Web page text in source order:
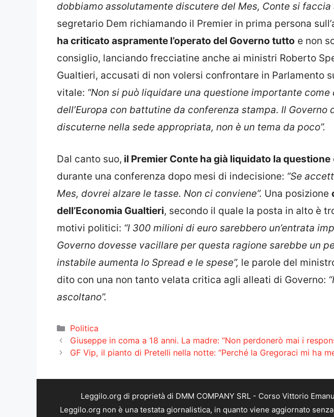
dobbiamo assolutamente discutere del Mes, Conte si faccia
segretario Dem richiamando il Premier in prima persona
ha criticato aspramente l’operato del Governo tutto e non
consiglio, lanciando frecciatine anche ai ministri Roberto
Gualtieri, accusati di non volersi confrontare in Parlamento
vitale: “Non si può liquidare una questione importante
dell’Europa con battutine da conferenza stampa. Il Governo
discuterne nella sede appropriata, non è un tema da poco”.
Dal canto suo, il Premier Conte ha già liquidato la questione
durante una conferenza dopo mesi di indecisione: “Se
Mes, dovrei alzare le tasse. Non ci conviene”. Una posizione
dell’Economia Gualtieri, secondo il quale la posta in alto è
motivi politici: “I 300 milioni di euro sarebbero un’entrata
Governo dovesse vacillare per questa ragione sarebbe un
instabile aumenta lo Spread e le spese”, le parole del
dito con una non tanto velata critica agli alleati di Governo:
ascoltano”.
Categorie
Politica
Giuseppe in coma a 18 anni. La madre: “Non perdonerò mai i
GF Vip, il pianto di Pretelli nella notte: “Perché la Gregoraci mi ha
Leggilo.org di proprietà di DMM COMPANY SRL - Corso Vittorio
Leggilo.org non è una testata giornalistica, in quanto viene aggiornato